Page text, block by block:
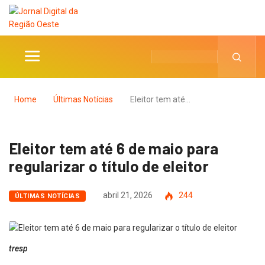
Home Últimas Notícias Eleitor tem até…
Eleitor tem até 6 de maio para
regularizar o título de eleitor
ÚLTIMAS NOTÍCIAS abril 21, 2026 244
tresp